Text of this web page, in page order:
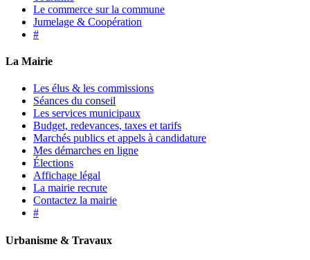
Le commerce sur la commune
Jumelage & Coopération
#
La Mairie
Les élus & les commissions
Séances du conseil
Les services municipaux
Budget, redevances, taxes et tarifs
Marchés publics et appels à candidature
Mes démarches en ligne
Élections
Affichage légal
La mairie recrute
Contactez la mairie
#
Urbanisme & Travaux